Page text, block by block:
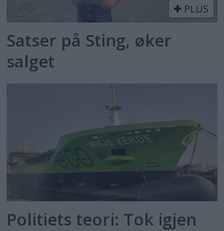
PLUS
Satser på Sting, øker
salget
Politiets teori: Tok igjen